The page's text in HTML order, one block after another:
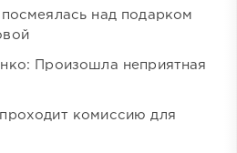
над подарком
Произошла неприятная
комиссию для